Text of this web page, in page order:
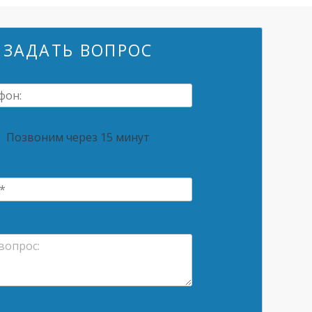
ЗАДАТЬ ВОПРОС
Позвоним через 15 минут